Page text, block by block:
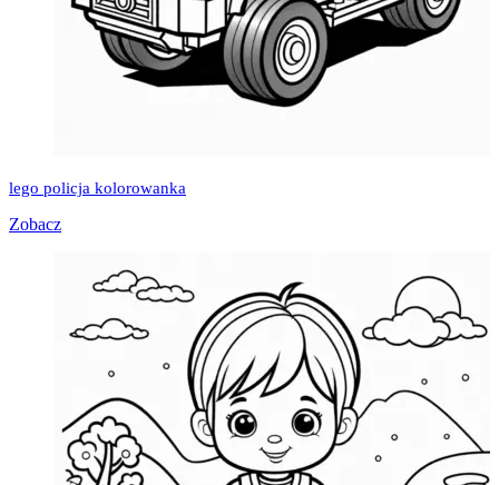
lego policja kolorowanka
Zobacz